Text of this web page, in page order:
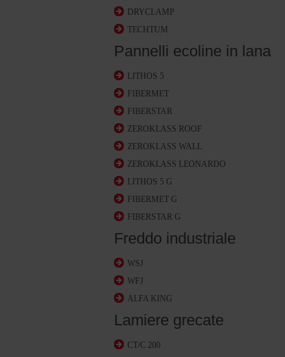
DRYCLAMP
TECHTUM
Pannelli ecoline in lana
LITHOS 5
FIBERMET
FIBERSTAR
ZEROKLASS ROOF
ZEROKLASS WALL
ZEROKLASS LEONARDO
LITHOS 5 G
FIBERMET G
FIBERSTAR G
Freddo industriale
WSJ
WFJ
ALFA KING
Lamiere grecate
CT/C 200